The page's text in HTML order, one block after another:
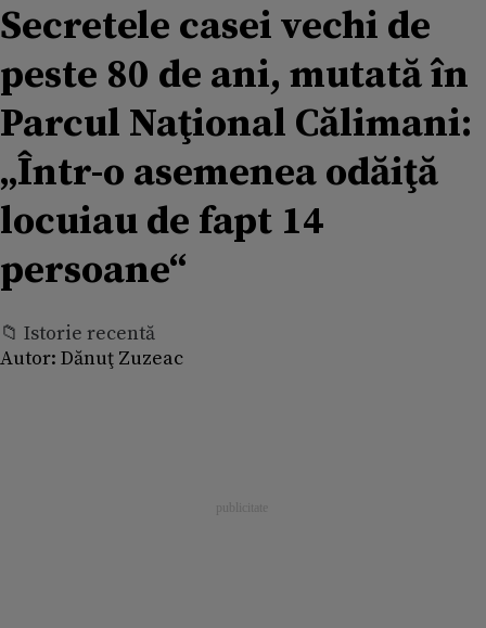
Secretele casei vechi de
peste 80 de ani, mutată în
Parcul Naţional Călimani:
„Într-o asemenea odăiţă
locuiau de fapt 14
persoane“
📁 Istorie recentă
Autor: Dănuţ Zuzeac